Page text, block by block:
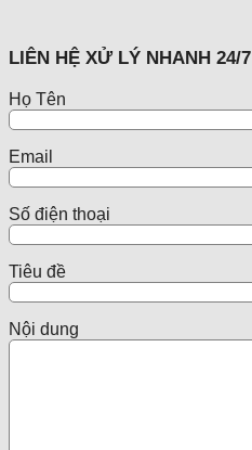
LIÊN HỆ XỬ LÝ NHANH 24/7
Họ Tên
Email
Số điện thoại
Tiêu đề
Nội dung